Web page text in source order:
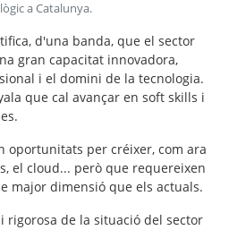
a Catalunya.
d'una banda, que el sector
gran capacitat innovadora,
i el domini de la tecnologia.
que cal avançar en soft skills i
oportunitats per créixer, com ara
el cloud... però que requereixen
major dimensió que els actuals.
rigorosa de la situació del sector